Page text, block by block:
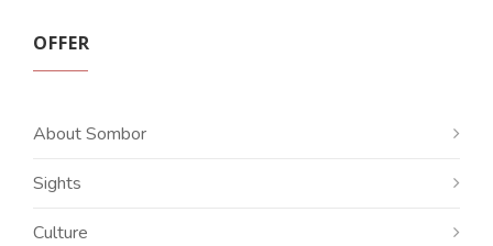
OFFER
About Sombor
Sights
Culture